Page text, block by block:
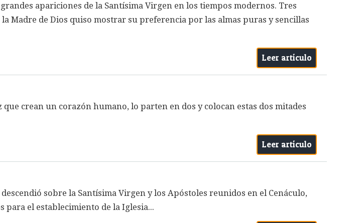
apariciones de la Santísima Virgen en los tiempos modernos. Tres
Madre de Dios quiso mostrar su preferencia por las almas puras y sencillas
Leer artículo
crean un corazón humano, lo parten en dos y colocan estas dos mitades
Leer artículo
sobre la Santísima Virgen y los Apóstoles reunidos en el Cenáculo,
para el establecimiento de la Iglesia...